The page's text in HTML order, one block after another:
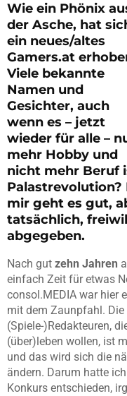
Wie ein Phönix
der Asche, hat
ein neues/altes
Gamers.at
Viele bekannte
Namen und
Gesichter, auch
wenn es – jetzt
wieder für alle –
mehr Hobby und
nicht mehr Beruf
Palastrevolution?
mir geht es gut,
tatsächlich,
abgegeben.
Nach gut zehn Jahren
einfach Zeit für etwas
consol.MEDIA war hier
mit dem Zaunpfahl.
(Spiele-)Redakteuren,
(über)leben wollen, ist
und das wird sich die
ändern. Darum hatte
Konkurs entschieden,